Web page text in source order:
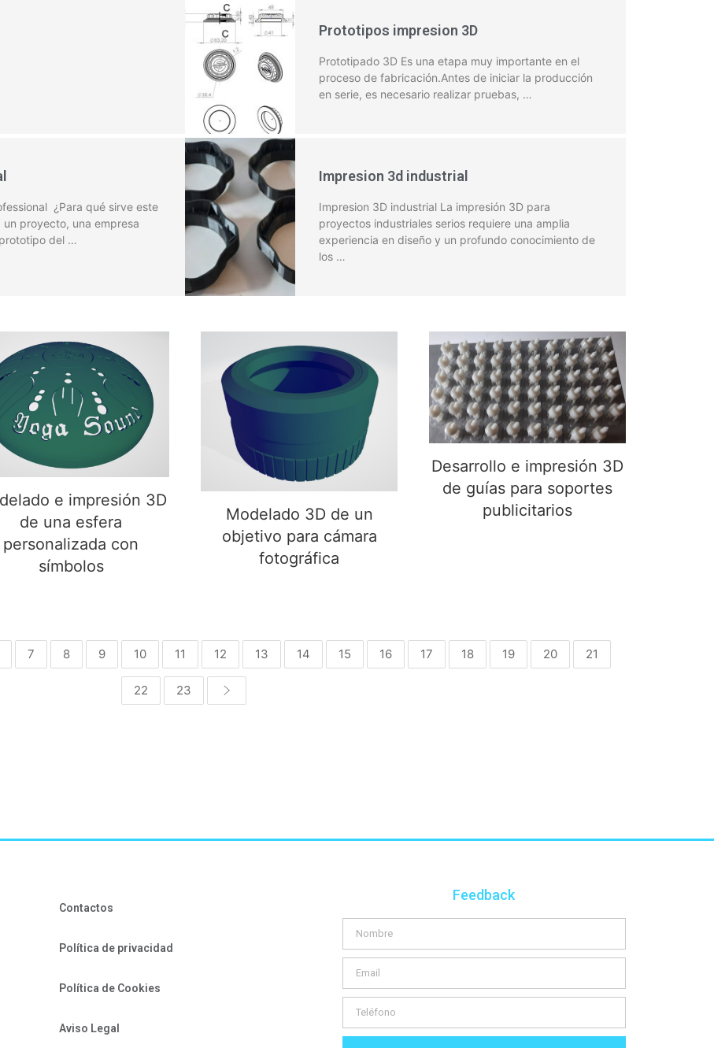
Prototipos impresion 3D
Prototipado 3D Es una etapa muy importante en el
proceso de fabricación.Antes de iniciar la producción
en serie, es necesario realizar pruebas, …
¿Para qué sirve este
proyecto, una empresa
del …
Impresion 3d industrial
Impresion 3D industrial La impresión 3D para
proyectos industriales serios requiere una amplia
experiencia en diseño y un profundo conocimiento de
los …
e impresión 3D
de una esfera
personalizada con
símbolos
e impresión 3D
de una esfera
personalizada con
símbolos
Modelado 3D de un
objetivo para cámara
Modelado 3D de un
objetivo para cámara
fotográfica
Desarrollo e impresión 3D
de guías para soportes
publicitarios
Desarrollo e impresión 3D
de guías para soportes
publicitarios
7 8 9 10 11 12 13 14 15 16 17 18 19 20 21
22 23
Contactos
Política de privacidad
Política de Cookies
Aviso Legal
Feedback